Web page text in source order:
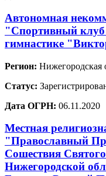
Автономная
"Спортивный клуб
гимнастике
Регион: Нижегородская
Статус:
Дата ОГРН: 06.11.2020
Местная
"Православный
Сошествия
Нижегородской